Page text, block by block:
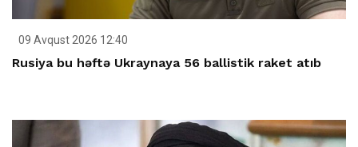
09 Avqust 2026 12:40
Rusiya bu həftə Ukraynaya 56 ballistik raket atıb